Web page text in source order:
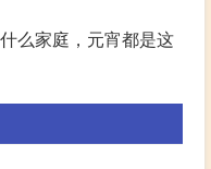
么家庭，元宵都是这